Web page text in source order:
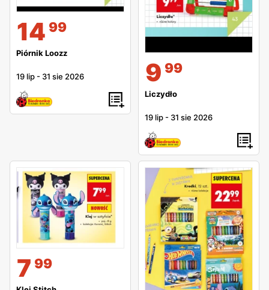
14 99
Piórnik Loozz
19 lip - 31 sie 2026 9 99
Liczydło
19 lip - 31 sie 2026
7 99